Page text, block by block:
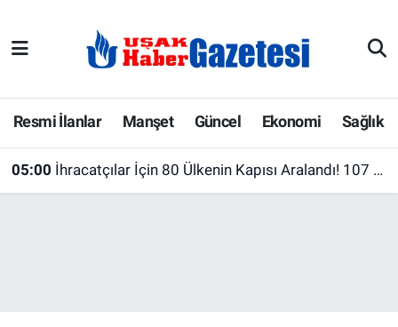
Resmi İlanlar Manşet Güncel Ekonomi Sağlık
05:00 İhracatçılar İçin 80 Ülkenin Kapısı Aralandı! 107 Pazar Raporu Yayımlandı
E-Gazete
Ekonomi
Gazete İlanları
Uşak Hava Durumu
Uşak Trafik Yoğunluk Haritası
Süper Lig Puan Durumu ve Fikstür